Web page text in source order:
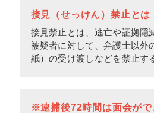
接見（せっけん）禁止とは
接見禁止とは、逃亡や証拠隠
被疑者に対して、弁護士以外
紙）の受け渡しなどを禁止す
※逮捕後72時間は面会がで